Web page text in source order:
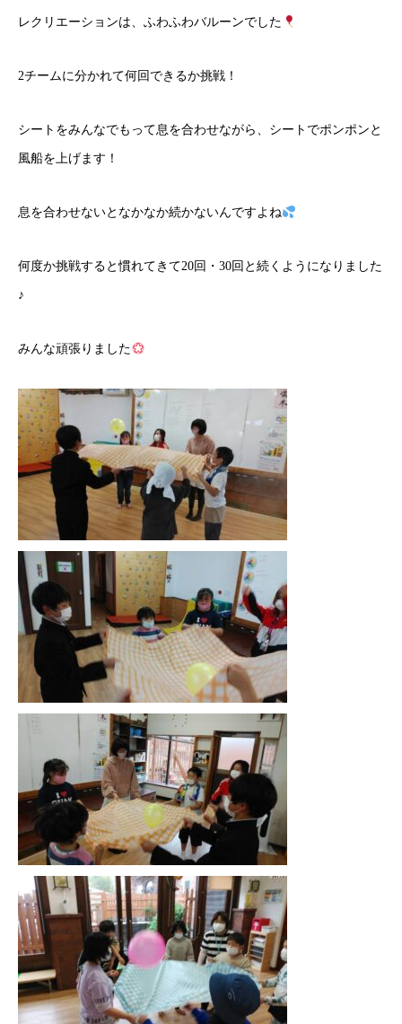
レクリエーションは、ふわふわバルーンでした
2チームに分かれて何回できるか挑戦！
シートをみんなでもって息を合わせながら、シートでポンポンと
風船を上げます！
息を合わせないとなかなか続かないんですよね
何度か挑戦すると慣れてきて20回・30回と続くようになりました
♪
みんな頑張りました